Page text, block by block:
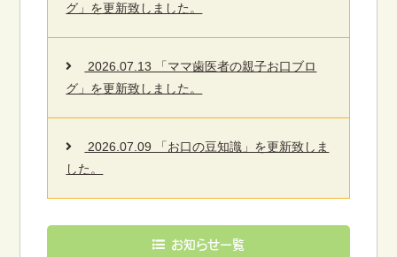
グ」を更新致しました。
2026.07.13 「ママ歯医者の親子お口ブロ
グ」を更新致しました。
2026.07.09 「お口の豆知識」を更新致しま
した。
お知らせ一覧